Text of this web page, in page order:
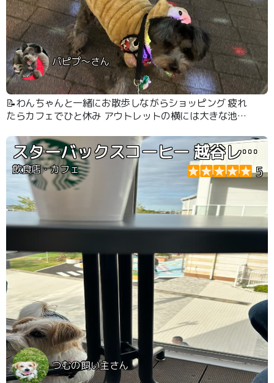
パピプ〜さん
📝わんちゃんと一緒にお散歩しながらショッピング 疲れ
たらカフェでひと休み アウトレットの横には大きな池も
スターバックスコーヒー 越谷レイクタウン アウトレット店
飲食店・カフェ 5
つむの飼い主さん